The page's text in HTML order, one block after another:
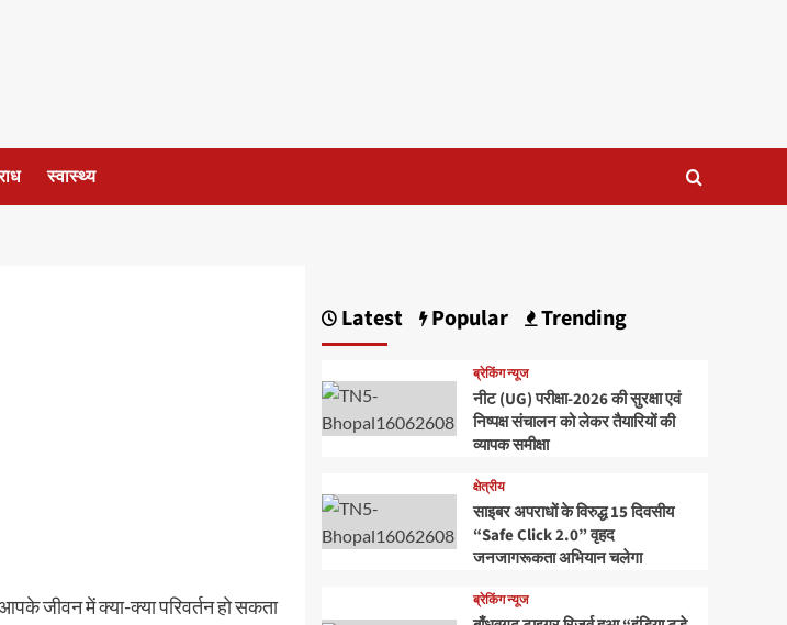
स्वास्थ्य
जीवन में क्या-क्या परिवर्तन हो सकता
Latest Popular Trending
ब्रेकिंग न्यूज
नीट (UG) परीक्षा-2026 की सुरक्षा एवं
निष्पक्ष संचालन को लेकर तैयारियों की
व्यापक समीक्षा
क्षेत्रीय
साइबर अपराधों के विरुद्ध 15 दिवसीय
“Safe Click 2.0” वृहद
जनजागरूकता अभियान चलेगा
ब्रेकिंग न्यूज